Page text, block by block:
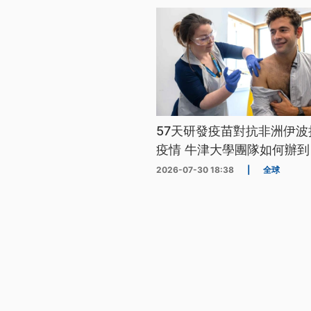
57天研發疫苗對抗非洲伊
疫情 牛津大學團隊如何辦
2026-07-30 18:38 全球